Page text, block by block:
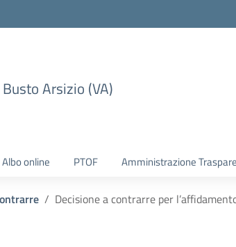
Arsizio (VA)
Albo online PTOF Amministrazione
Decisione a contrarre per